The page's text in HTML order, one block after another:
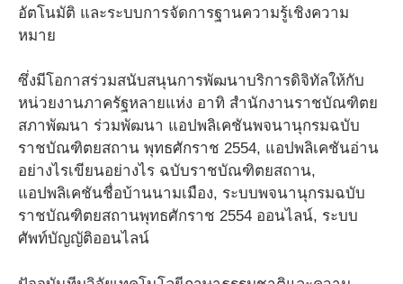
อัตโนมัติ และระบบการจัดการฐานความรู้เชิงความ
หมาย
ซึ่งมีโอกาสร่วมสนับสนุนการพัฒนาบริการดิจิทัลให้กับ
หน่วยงานภาครัฐหลายแห่ง อาทิ สำนักงานราชบัณฑิตย
สภาพัฒนา ร่วมพัฒนา แอปพลิเคชันพจนานุกรมฉบับ
ราชบัณฑิตยสถาน พุทธศักราช 2554, แอปพลิเคชันอ่าน
อย่างไรเขียนอย่างไร ฉบับราชบัณฑิตยสถาน,
แอปพลิเคชันชื่อบ้านนามเมือง, ระบบพจนานุกรมฉบับ
ราชบัณฑิตยสถานพุทธศักราช 2554 ออนไลน์, ระบบ
ศัพท์บัญญัติออนไลน์